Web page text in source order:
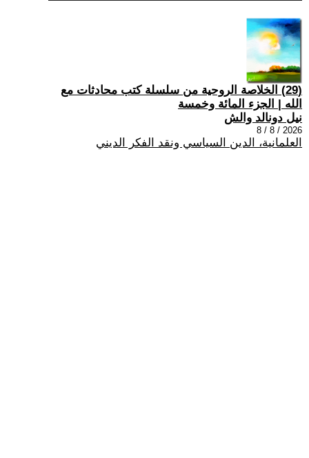
(29) الخلاصة الروحية من سلسلة كتب محادثات مع
الله | الجزء المائة وخمسة
نيل دونالد والش
2026 / 8 / 8
العلمانية، الدين السياسي ونقد الفكر الديني